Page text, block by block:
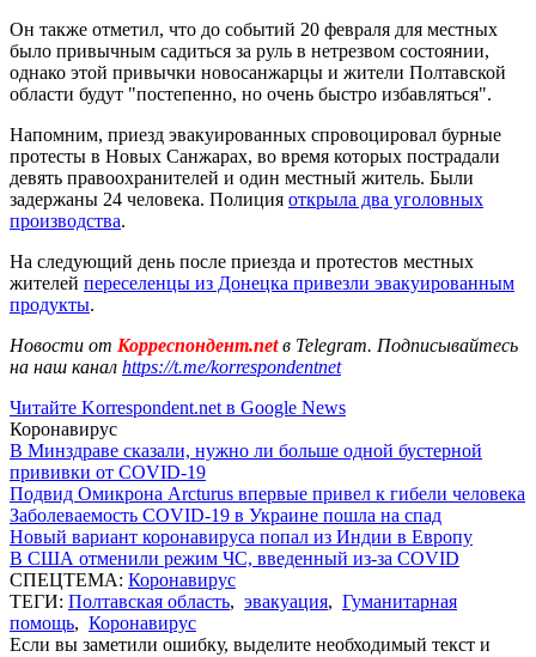
Он также отметил, что до событий 20 февраля для местных
было привычным садиться за руль в нетрезвом состоянии,
однако этой привычки новосанжарцы и жители Полтавской
области будут "постепенно, но очень быстро избавляться".
Напомним, приезд эвакуированных спровоцировал бурные
протесты в Новых Санжарах, во время которых пострадали
девять правоохранителей и один местный житель. Были
задержаны 24 человека. Полиция открыла два уголовных
производства.
На следующий день после приезда и протестов местных
жителей переселенцы из Донецка привезли эвакуированным
продукты.
Новости от Корреспондент.netв Telegram. Подписывайтесь
на наш канал https://t.me/korrespondentnet
Читайте Korrespondent.net в Google News
Коронавирус
В Минздраве сказали, нужно ли больше одной бустерной
прививки от COVID-19
Подвид Омикрона Arcturus впервые привел к гибели человека
Заболеваемость COVID-19 в Украине пошла на спад
Новый вариант коронавируса попал из Индии в Европу
В США отменили режим ЧС, введенный из-за COVID
СПЕЦТЕМА: Коронавирус
ТЕГИ: Полтавская область, эвакуация, Гуманитарная
помощь, Коронавирус
Если вы заметили ошибку, выделите необходимый текст и